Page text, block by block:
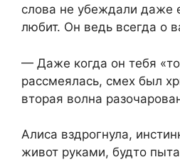
слова не убеждали даже
любит. Он ведь всегда о
— Даже когда он тебя
рассмеялась, смех был
вторая волна
Алиса вздрогнула,
живот руками, будто